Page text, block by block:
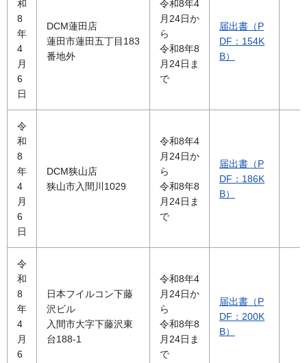
和
8
年
4
月
6
日
DCM蓮田店
蓮田市蓮田五丁目183
番地外
令和8年4
月24日か
ら
令和8年8
月24日ま
で
届出書（P
DF：154K
B）
令
和
8
年
4
月
6
日
DCM狭山店
狭山市入間川1029
令和8年4
月24日か
ら
令和8年8
月24日ま
で
届出書（P
DF：186K
B）
令
和
8
年
4
月
6
日本フイルコン下藤
沢ビル
入間市大字下藤沢東
台188-1
令和8年4
月24日か
ら
令和8年8
月24日ま
で
届出書（P
DF：200K
B）